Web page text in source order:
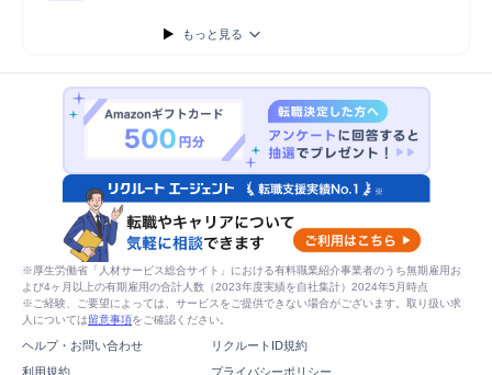
もっと見る
※厚生労働省「人材サービス総合サイト」における有料職業紹介事業者のうち無期雇用お
よび4ヶ月以上の有期雇用の合計人数（2023年度実績を自社集計）2024年5月時点
※ご経験、ご要望によっては、サービスをご提供できない場合がございます。取り扱い求
人については留意事項をご確認ください。
ヘルプ・お問い合わせ
リクルートID規約
利用規約
プライバシーポリシー